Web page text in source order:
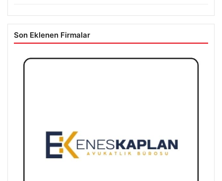
Son Eklenen Firmalar